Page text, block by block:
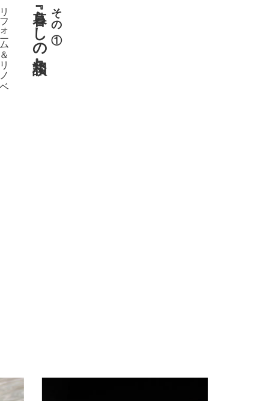
その①
『暮らしの相談』
リフォーム＆リノベ